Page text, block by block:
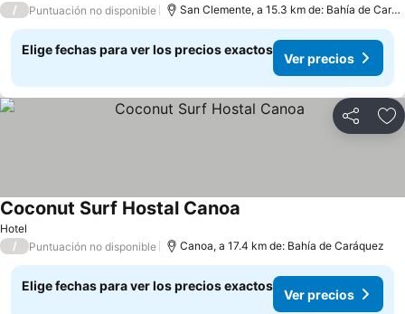
/ Puntuación no disponible San Clemente, a 15.3 km de: Bahía de
Elige fechas para ver los precios exactos
Ver precios
Compartir
Hotel
Coconut Surf Hostal Canoa
/ Puntuación no disponible Canoa, a 17.4 km de: Bahía de Caráquez
Elige fechas para ver los precios exactos
Ver precios